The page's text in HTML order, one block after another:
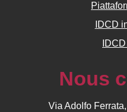
IDCD
Nous
Via Adolfo